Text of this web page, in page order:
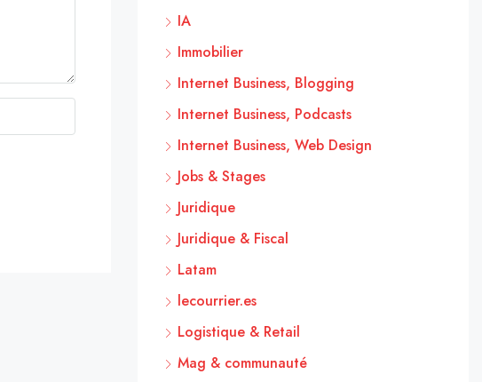
IA
Immobilier
Internet Business, Blogging
Internet Business, Podcasts
Internet Business, Web Design
Jobs & Stages
Juridique
Juridique & Fiscal
Latam
lecourrier.es
Logistique & Retail
Mag & communauté